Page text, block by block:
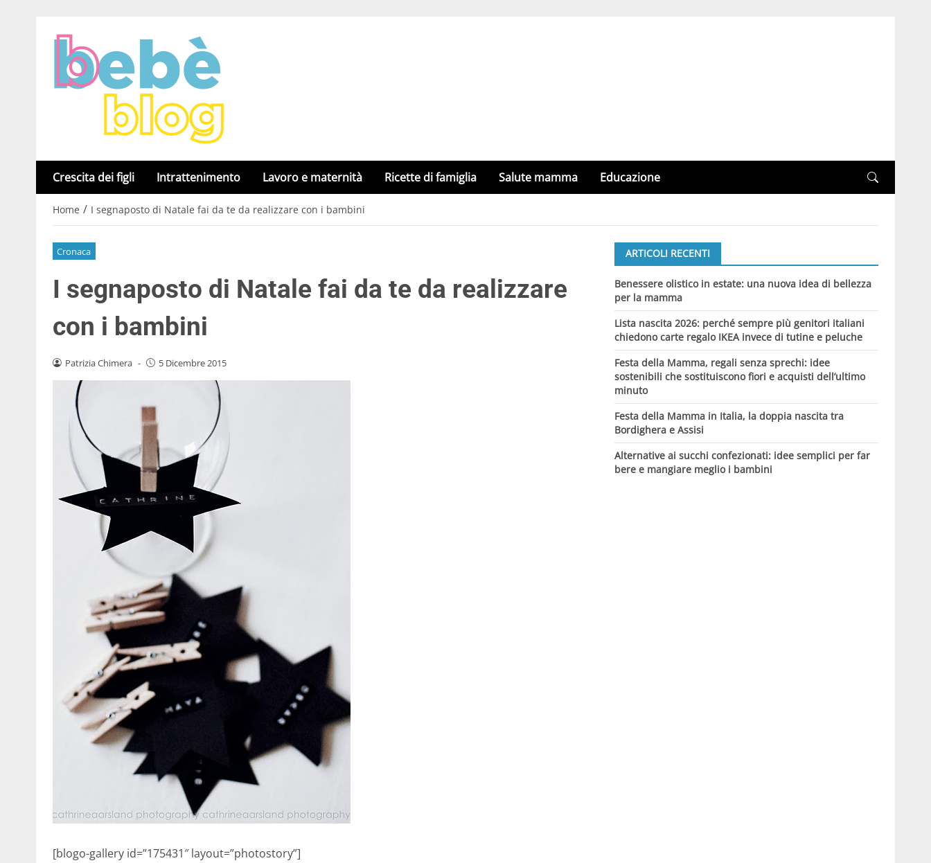
Crescita dei figli Intrattenimento Lavoro e maternità Ricette di famiglia Salute mamma Educazione
Home / I segnaposto di Natale fai da te da realizzare con i bambini
Cronaca
I segnaposto di Natale fai da te da realizzare
con i bambini
Patrizia Chimera - 5 Dicembre 2015
[blogo-gallery id=”175431″ layout=”photostory”]
ARTICOLI RECENTI
Benessere olistico in estate: una nuova idea di bellezza
per la mamma
Lista nascita 2026: perché sempre più genitori italiani
chiedono carte regalo IKEA invece di tutine e peluche
Festa della Mamma, regali senza sprechi: idee
sostenibili che sostituiscono fiori e acquisti dell’ultimo
minuto
Festa della Mamma in Italia, la doppia nascita tra
Bordighera e Assisi
Alternative ai succhi confezionati: idee semplici per far
bere e mangiare meglio i bambini